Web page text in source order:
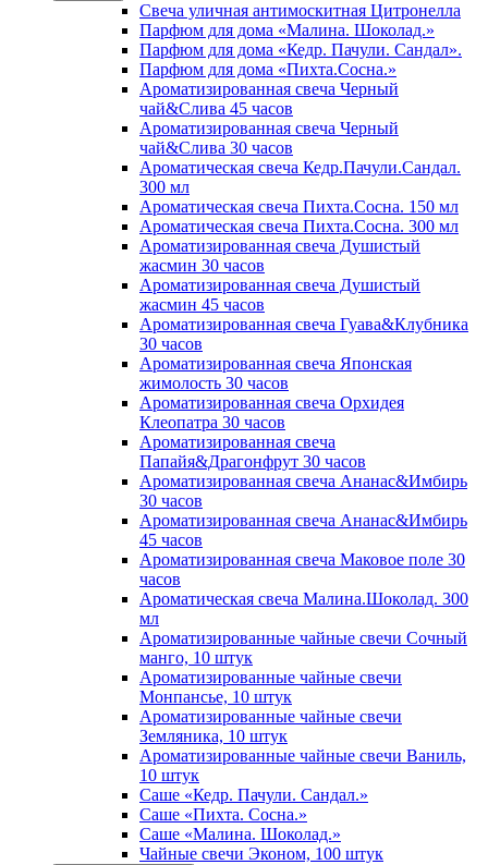
Свеча уличная антимоскитная Цитронелла
Парфюм для дома «Малина. Шоколад.»
Парфюм для дома «Кедр. Пачули. Сандал».
Парфюм для дома «Пихта.Сосна.»
Ароматизированная свеча Черный
чай&Слива 45 часов
Ароматизированная свеча Черный
чай&Слива 30 часов
Ароматическая свеча Кедр.Пачули.Сандал.
300 мл
Ароматическая свеча Пихта.Сосна. 150 мл
Ароматическая свеча Пихта.Сосна. 300 мл
Ароматизированная свеча Душистый
жасмин 30 часов
Ароматизированная свеча Душистый
жасмин 45 часов
Ароматизированная свеча Гуава&Клубника
30 часов
Ароматизированная свеча Японская
жимолость 30 часов
Ароматизированная свеча Орхидея
Клеопатра 30 часов
Ароматизированная свеча
Папайя&Драгонфрут 30 часов
Ароматизированная свеча Ананас&Имбирь
30 часов
Ароматизированная свеча Ананас&Имбирь
45 часов
Ароматизированная свеча Маковое поле 30
часов
Ароматическая свеча Малина.Шоколад. 300
мл
Ароматизированные чайные свечи Сочный
манго, 10 штук
Ароматизированные чайные свечи
Монпансье, 10 штук
Ароматизированные чайные свечи
Земляника, 10 штук
Ароматизированные чайные свечи Ваниль,
10 штук
Саше «Кедр. Пачули. Сандал.»
Саше «Пихта. Сосна.»
Саше «Малина. Шоколад.»
Чайные свечи Эконом, 100 штук